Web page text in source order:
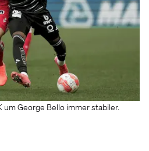
um George Bello immer stabiler.